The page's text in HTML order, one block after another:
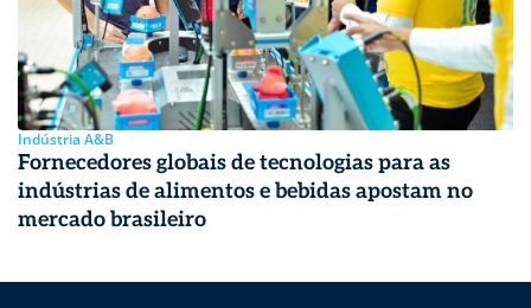
Indústria A&B
Fornecedores globais de tecnologias para as
indústrias de alimentos e bebidas apostam no
mercado brasileiro